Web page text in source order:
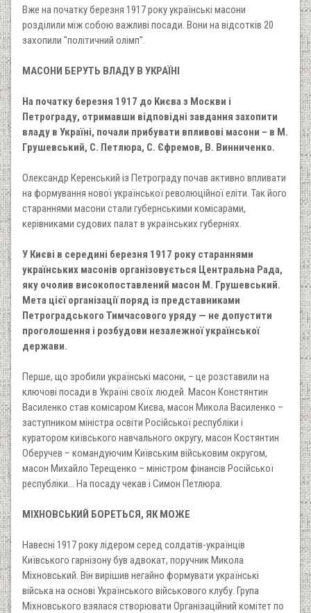
Вже на початку березня 1917 року українські масони
розділили між собою важливі посади. Вони на відсотків 20
захопили "політичний олімп".
МАСОНИ БЕРУТЬ ВЛАДУ В УКРАЇНІ
На початку березня 1917 до Києва з Москви і
Петрограду, отримавши відповідні завдання захопити
владу в Україні, почали прибувати впливові масони – в М.
Грушевський, С. Петлюра, С. Єфремов, В. Винниченко.
Олександр Керенський із Петрограду почав активно впливати
на формування нової української революційної еліти. Так його
стараннями масони стали губернськими комісарами,
керівниками судових палат в українських губерніях.
У Києві в середині березня 1917 року стараннями
українських масонів організовується Центральна Рада,
яку очолив високопоставлений масон М. Грушевський.
Мета цієї організації поряд із представниками
Петроградського Тимчасового уряду — не допустити
проголошення і розбудови незалежної української
держави.
Перше, що зробили українські масони, – це розставили на
ключові посади в Україні своїх людей. Масон Констянтин
Василенко став комісаром Києва, масон Микола Василенко –
заступником міністра освіти Російської республіки і
куратором київського навчального округу, масон Костянтин
Оберучев – командуючим Київським військовим округом,
масон Михайло Терещенко – міністром фінансів Російської
республіки... На посаду чекав і Симон Петлюра.
МІХНОВСЬКИЙ БОРЕТЬСЯ, ЯК МОЖЕ
Навесні 1917 року лідером серед солдатів-українців
Київського гарнізону був адвокат, поручник Микола
Міхновський. Він вирішив негайно формувати українські
війська на основі Українського військового клубу. Група
Міхновського взялася створювати Організаційний комітет по